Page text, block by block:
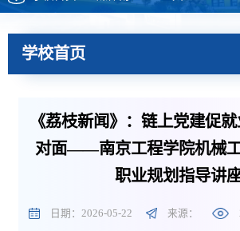
学校首页
《荔枝新闻》：链上党建促
对面——南京工程学院机械
职业规划指导讲
日期：2026-05-22 来源：